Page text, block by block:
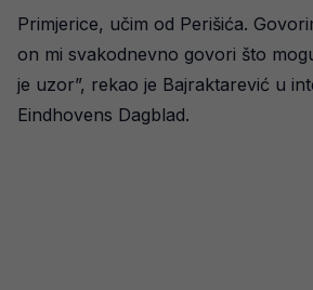
Primjerice, učim od Perišića.
on mi svakodnevno govori što
je uzor”, rekao je Bajraktarević u
Eindhovens Dagblad.